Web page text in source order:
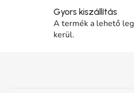
Gyors kiszállítás
A termék a lehető
kerül.